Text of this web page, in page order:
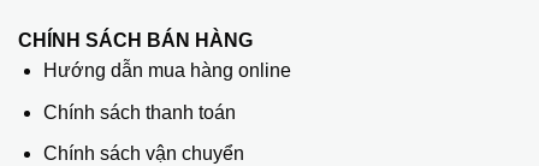
CHÍNH SÁCH BÁN HÀNG
Hướng dẫn mua hàng online
Chính sách thanh toán
Chính sách vận chuyển